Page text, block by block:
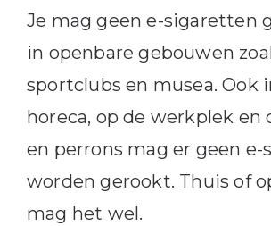
Je mag geen e-sigaretten
in openbare gebouwen
sportclubs en musea. Ook
horeca, op de werkplek en
en perrons mag er geen e-
worden gerookt. Thuis of
mag het wel.